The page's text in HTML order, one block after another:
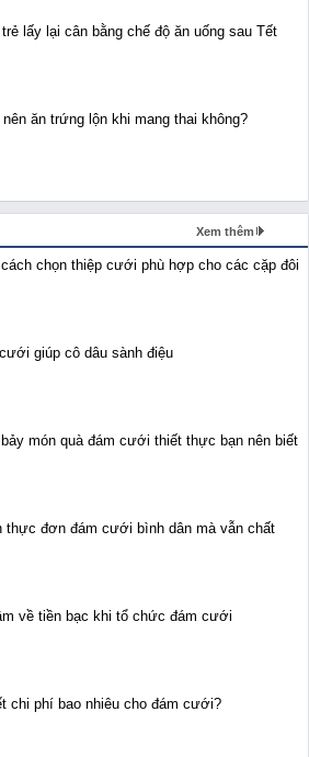
lấy lại cân bằng chế độ ăn uống sau Tết
nên ăn trứng lộn khi mang thai không?
Xem thêm
cách chọn thiệp cưới phù hợp cho các cặp đôi
giúp cô dâu sành điệu
bảy món quà đám cưới thiết thực bạn nên biết
thực đơn đám cưới bình dân mà vẫn chất
về tiền bạc khi tổ chức đám cưới
chi phí bao nhiêu cho đám cưới?